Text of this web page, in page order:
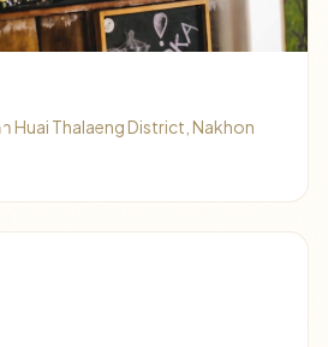
Huai Thalaeng District, Nakhon